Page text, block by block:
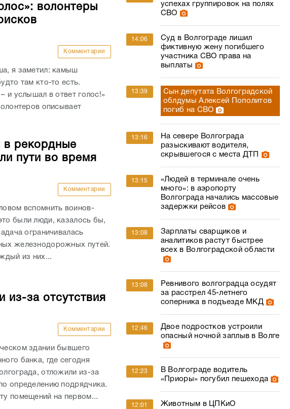
волонтеры
Комментарии
я заметил: камыш
там кто-то есть.
и услышал в ответ голос!»
описывает
в рекордные
пути во время
Комментарии
вспомнить воинов-
были люди, казалось бы,
ограничивалась
железнодорожных путей.
из них...
из-за отсутствия
Комментарии
здании бывшего
банка, где сегодня
отложили из-за
определению подрядчика.
помещений на первом...
успехах группировок на полях
СВО
14:06
Суд в Волгограде лишил
фиктивную жену погибшего
участника СВО права на
выплаты
13:39
Сын депутата Волгоградской
облдумы Алексей Пополитов
погиб на СВО
13:16
На севере Волгограда
разыскивают водителя,
скрывшегося с места ДТП
13:15
«Людей в терминале очень
много»: в аэропорту
Волгограда начались массовые
задержки рейсов
13:08
Зарплаты сварщиков и
аналитиков растут быстрее
всех в Волгоградской области
13:08
Ревнивого волгоградца осудят
за расстрел 45-летнего
соперника в подъезде МКД
12:46
Двое подростков устроили
опасный ночной заплыв в Волге
12:23
В Волгограде водитель
«Приоры» погубил пешехода
12:01
Животным в ЦПКиО